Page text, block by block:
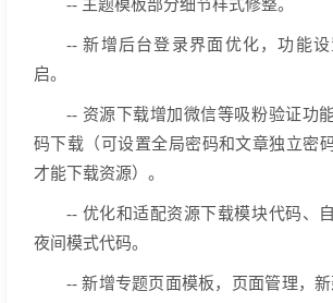
-- 主题模板部分细节样式修整。
-- 新增后台登录界面优化，功能
启。
-- 资源下载增加微信等吸粉验证功
码下载（可设置全局密码和文章独立密
才能下载资源）。
-- 优化和适配资源下载模块代码、
夜间模式代码。
-- 新增专题页面模板，页面管理，